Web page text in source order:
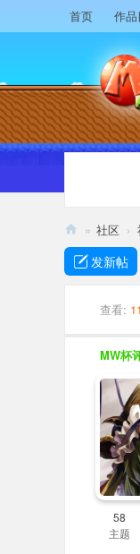
首页 作
M
» 社区 ›
发新帖
查看:
MW杯
58
主题